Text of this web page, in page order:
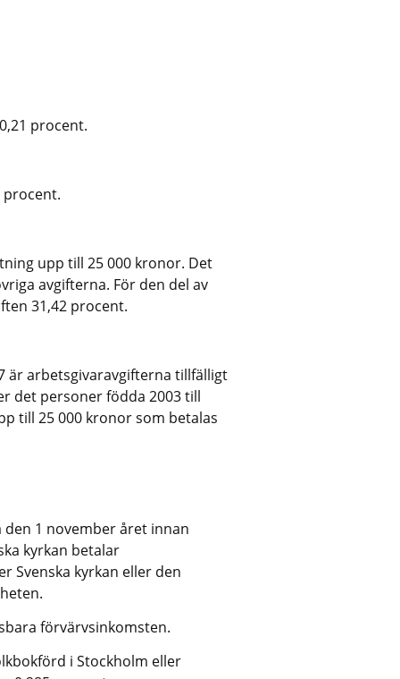
procent.
procent.
upp till 25 000 kronor. Det
avgifterna. För den del av
31,42 procent.
är arbetsgivaravgifterna tillfälligt
det personer födda 2003 till
till 25 000 kronor som betalas
1 november året innan
kyrkan betalar
Svenska kyrkan eller den
förvärvsinkomsten.
i Stockholm eller